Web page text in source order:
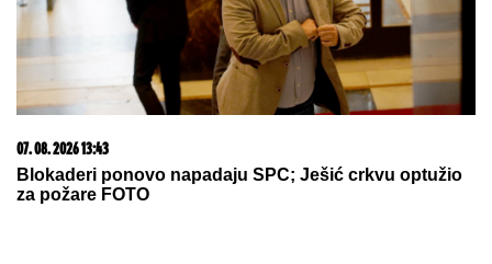
MILICA NAMAMILA PEKARA (73) ZBOG INTIMNIH
ODNOSA, PA GA ZVERSKI MUČILA DO SMRTI!
Otkrivamo detalje ubistva na Karaburmi koji LEDE
KRV: Izdahnuo u najgorim mukama dok su ga
osumnjičeni pljačkali